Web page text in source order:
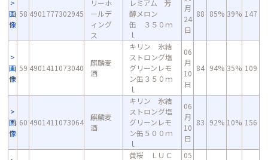
画
像
58 4901777302945
リーホ
ールデ
ィング
ス
レミアム 芳
醇メロン
缶 ３５０ｍ
ｌ
月
24
日
88 85% 39% 147
画
像
59 4901411073040
麒麟麦
酒
キリン 氷結
ストロング塩
グリーンレモ
ン缶３５０ｍ
ｌ
06
月
10
日
84 94% 35% 109
画
像
60 4901411073064
麒麟麦
酒
キリン 氷結
ストロング塩
グリーンレモ
ン缶５００ｍ
ｌ
06
月
10
日
83 92% 10% 156
黄桜 ＬＵＣ 05